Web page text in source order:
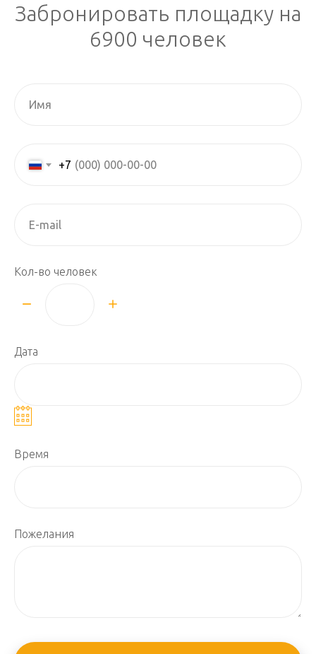
Забронировать площадку на
6900 человек
+7
Кол-во человек
Дата
Время
Пожелания